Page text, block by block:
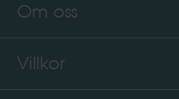
Om oss
Villkor